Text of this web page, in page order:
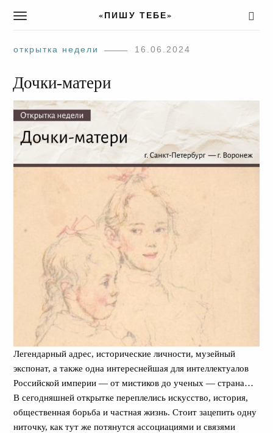
T
g
e
n
a
v
i
g
t
«ПИШУ ТЕБЕ»
открытка недели 16.06.2024
Дочки-матери
Легендарный адрес, исторические личности, музейный
экспонат, а также одна интереснейшая для интеллектуалов
Российской империи — от мистиков до ученых — страна…
В сегодняшней открытке переплелись искусство, история,
общественная борьба и частная жизнь. Стоит зацепить одну
ниточку, как тут же потянутся ассоциациями и связями